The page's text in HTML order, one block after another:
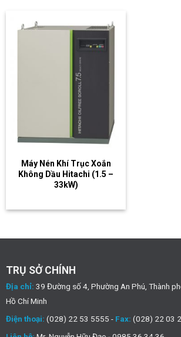
Máy Nén Khí Trục Xoắn
Không Dầu Hitachi (1.5 –
33kW)
TRỤ SỞ CHÍNH
Địa chỉ: 39 Đường số 4, Phường An Phú, Thành
Hồ Chí Minh
Điện thoại: (028) 22 53 5555 - Fax: (028) 22 03